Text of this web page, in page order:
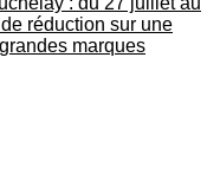
réduction sur une
marques